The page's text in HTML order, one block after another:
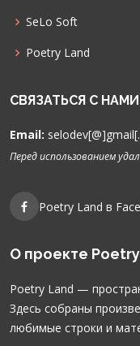
SeLo Soft
Poetry Land
СВЯЗАТЬСЯ С НАМИ
Email:
Перед использованием
Poetry Land в
О проекте
Poetry Land —
Здесь собраны
любимые строки и